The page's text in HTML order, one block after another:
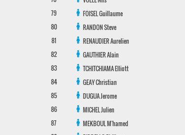
79
FOISELGuillaume
80
RANDONSteve
81
RENAUDIERAurelien
82
GAUTHIERAlain
83
TCHITCHIAMAElliott
84
GEAYChristian
85
DUGUAJerome
86
MICHELJulien
87
MEKBOULM'hamed